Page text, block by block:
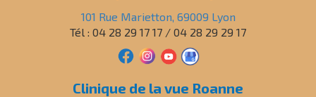
101 Rue Marietton, 69009 Lyon
Tél : 04 28 29 17 17 / 04 28 29 29 17
Clinique de la vue Roanne